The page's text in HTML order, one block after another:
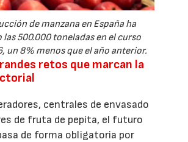
de manzana en España ha
las 500.000 toneladas en el curso
un 8% menos que el año anterior.
retos que marcan la
centrales de envasado
de fruta de pepita, el futuro
de forma obligatoria por